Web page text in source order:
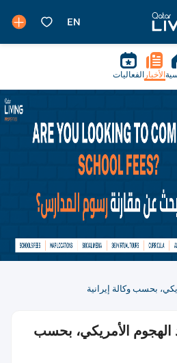
الأخبار الفعاليات
بحسب وكالة إيرانية
الهجوم الأمريكي، بحسب